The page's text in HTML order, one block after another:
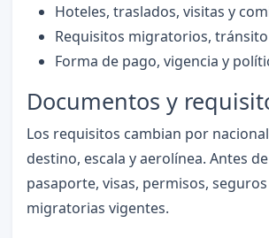
Hoteles, traslados, visitas y
Requisitos migratorios,
Forma de pago, vigencia y
Documentos y
Los requisitos cambian por
destino, escala y aerolínea. Antes
pasaporte, visas, permisos,
migratorias vigentes.